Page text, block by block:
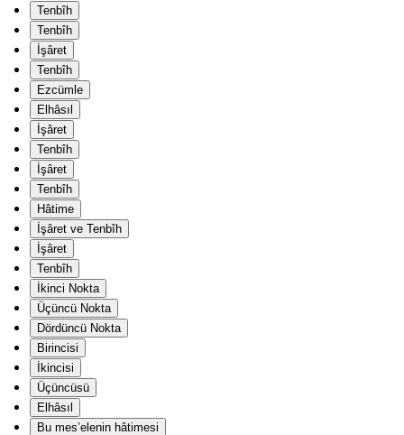
Tenbîh
Tenbîh
İşâret
Tenbîh
Ezcümle
Elhâsıl
İşâret
Tenbîh
İşâret
Tenbîh
Hâtime
İşâret ve Tenbîh
İşâret
Tenbîh
İkinci Nokta
Üçüncü Nokta
Dördüncü Nokta
Birincisi
İkincisi
Üçüncüsü
Elhâsıl
Bu mes’elenin hâtimesi